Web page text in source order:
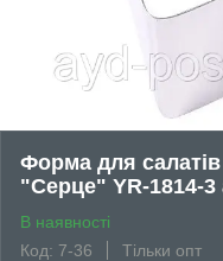
Форма для салатів
"Серце" YR-1814-3
В наявності
Код: 7-36
Тільки опт